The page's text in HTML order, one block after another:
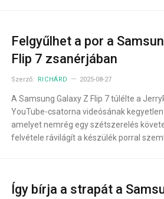
Felgyűlhet a por a
Flip 7 zsanérjában
Szerző: RICHÁRD 2025-08-27
A Samsung Galaxy Z Flip 7 túlélte a
YouTube-csatorna videósának
amelyet nemrég egy szétszerelés
felvétele rávilágít a készülék porral
Így bírja a strapát a